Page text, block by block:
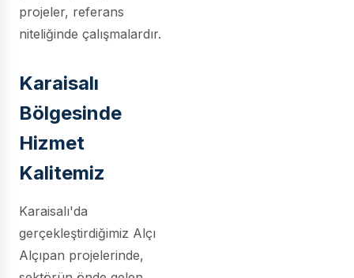
projeler, referans
niteliğinde çalışmalardır.
Karaisalı
Bölgesinde
Hizmet
Kalitemiz
Karaisalı'da
gerçekleştirdiğimiz Alçı
Alçıpan projelerinde,